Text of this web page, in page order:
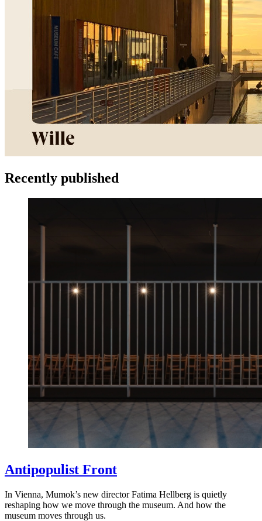
Recently published
Antipopulist Front
In Vienna, Mumok’s new director Fatima Hellberg is quietly
reshaping how we move through the museum. And how the
museum moves through us.